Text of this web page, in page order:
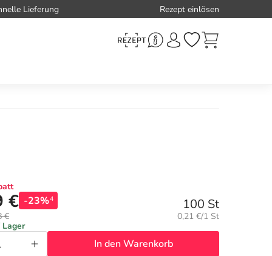
Lieferung Rezept einlösen
€ -23%4
€
100 St
Grundpreis:
0,21 €/1 St
In den Warenkorb